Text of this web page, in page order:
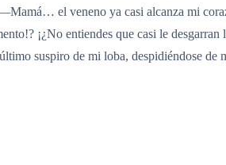
el veneno ya casi alcanza mi
¡¿No entiendes que casi le
suspiro de mi loba, despidiéndose